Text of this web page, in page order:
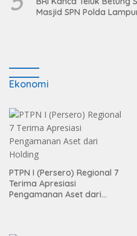
Masjid SPN Polda
Ekonomi
PTPN I (Persero) Regional 7
Terima Apresiasi
Pengamanan Aset dari